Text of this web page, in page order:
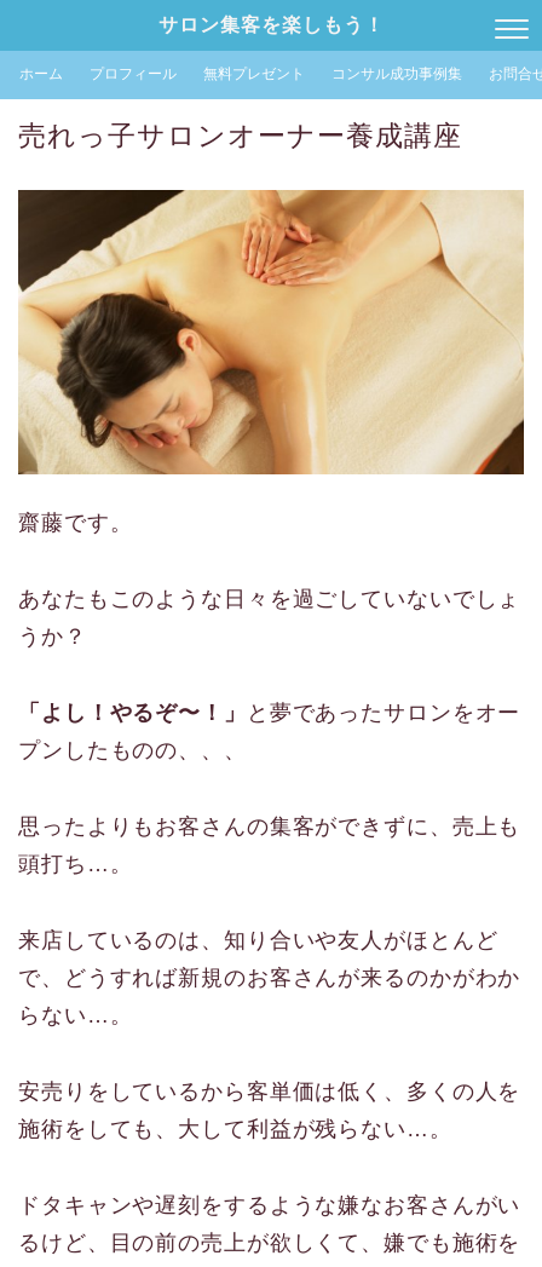
サロン集客を楽しもう！
ホーム プロフィール 無料プレゼント コンサル成功事例集 お問合
売れっ子サロンオーナー養成講座
齋藤です。
あなたもこのような日々を過ごしていないでしょ
うか？
「よし！やるぞ〜！」
と夢であったサロンをオー
プンしたものの、、、
思ったよりもお客さんの集客ができずに、売上も
頭打ち…。
来店しているのは、知り合いや友人がほとんど
で、どうすれば新規のお客さんが来るのかがわか
らない…。
安売りをしているから客単価は低く、多くの人を
施術をしても、大して利益が残らない…。
ドタキャンや遅刻をするような嫌なお客さんがい
るけど、目の前の売上が欲しくて、嫌でも施術を